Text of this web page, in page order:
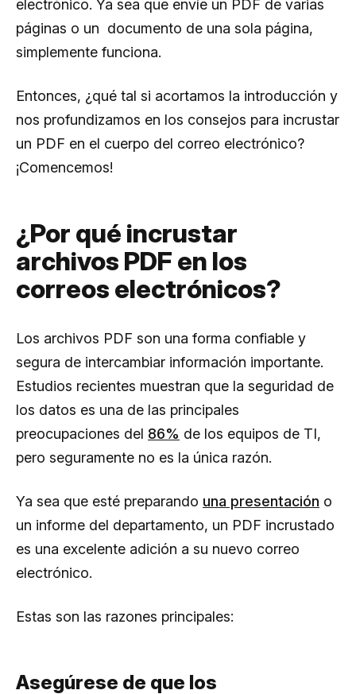
electrónico. Ya sea que envíe un PDF de varias
páginas o un documento de una sola página,
simplemente funciona.
Entonces, ¿qué tal si acortamos la introducción y
nos profundizamos en los consejos para incrustar
un PDF en el cuerpo del correo electrónico?
¡Comencemos!
¿Por qué incrustar
archivos PDF en los
correos electrónicos?
Los archivos PDF son una forma confiable y
segura de intercambiar información importante.
Estudios recientes muestran que la seguridad de
los datos es una de las principales
preocupaciones del 86% de los equipos de TI,
pero seguramente no es la única razón.
Ya sea que esté preparando una presentación o
un informe del departamento, un PDF incrustado
es una excelente adición a su nuevo correo
electrónico.
Estas son las razones principales:
Asegúrese de que los